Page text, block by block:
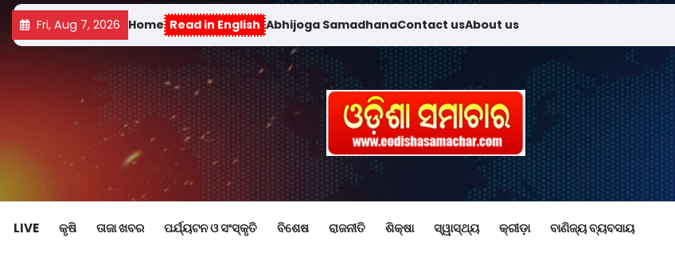
Fri, Aug 7, 2026 Home Read in English Abhijoga SamadhanaContact usAbout us
LIVE କୃଷି ତାଜା ଖବର ପର୍ଯ୍ୟଟନ ଓ ସଂସ୍କୃତି ବିଶେଷ ରାଜନୀତି ଶିକ୍ଷା ସ୍ୱାସ୍ଥ୍ୟ କ୍ରୀଡ଼ା ବାଣିଜ୍ୟ ବ୍ୟବସାୟ